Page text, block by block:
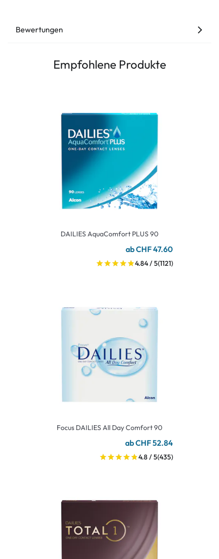
Bewertungen
Empfohlene Produkte
DAILIES AquaComfort PLUS 90
ab CHF 47.60
4.84 / 5(1121)
Focus DAILIES All Day Comfort 90
ab CHF 52.84
4.8 / 5(435)